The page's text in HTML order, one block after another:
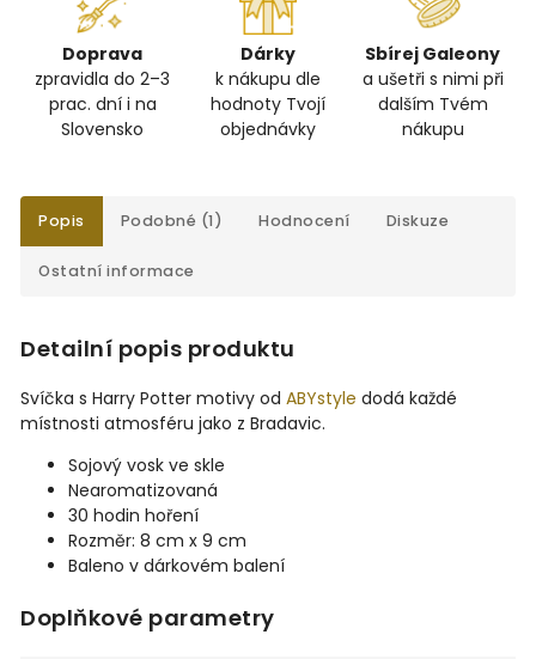
Doprava
zpravidla do 2–3
prac. dní i na
Slovensko
Dárky
k nákupu dle
hodnoty Tvojí
objednávky
Sbírej Galeony
a ušetři s nimi při
dalším Tvém
nákupu
Popis Podobné (1) Hodnocení Diskuze
Ostatní informace
Detailní popis produktu
Svíčka s Harry Potter motivy od ABYstyle dodá každé
místnosti atmosféru jako z Bradavic.
Sojový vosk ve skle
Nearomatizovaná
30 hodin hoření
Rozměr: 8 cm x 9 cm
Baleno v dárkovém balení
Doplňkové parametry